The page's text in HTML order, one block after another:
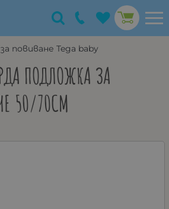
повиване Tega baby
ПОДЛОЖКА ЗА
50/70СМ